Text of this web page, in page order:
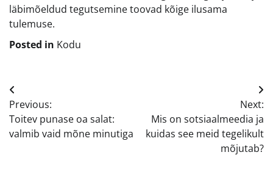
läbimõeldud tegutsemine toovad kõige ilusama
tulemuse.
Posted in Kodu
Navigeerimine
Previous:
Toitev punase oa salat:
valmib vaid mõne minutiga
Next:
Mis on sotsiaalmeedia ja
kuidas see meid tegelikult
mõjutab?